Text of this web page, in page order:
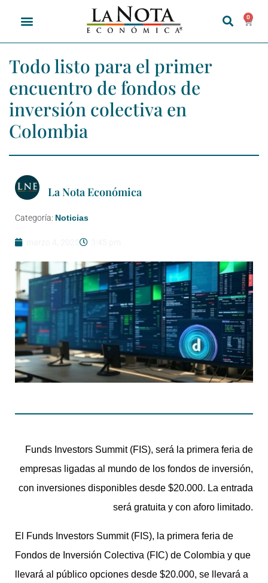
0
Todo listo para el primer
encuentro de fondos de
inversión colectiva en
Colombia
La Nota Económica
Categoría: Noticias
Funds Investors Summit (FIS), será la primera feria de
empresas ligadas al mundo de los fondos de inversión,
con inversiones disponibles desde $20.000. La entrada
será gratuita y con aforo limitado.
El Funds Investors Summit (FIS), la primera feria de
Fondos de Inversión Colectiva (FIC) de Colombia y que
llevará al público opciones desde $20.000, se llevará a